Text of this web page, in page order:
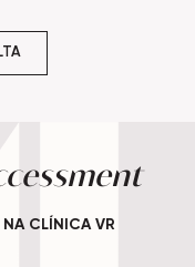
CLÍNICA VR